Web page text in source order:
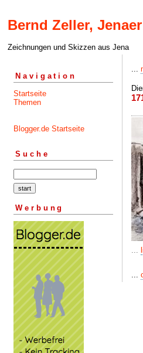
Bernd Zeller,
Zeichnungen und Skizzen aus Jena
Navigation
Startseite
Themen
Blogger.de Startseite
Suche
Werbung
...
...
...